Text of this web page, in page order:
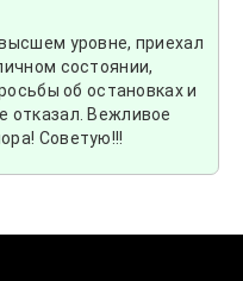
уровне, приехал
состоянии,
об остановках и
отказал. Вежливое
Советую!!!